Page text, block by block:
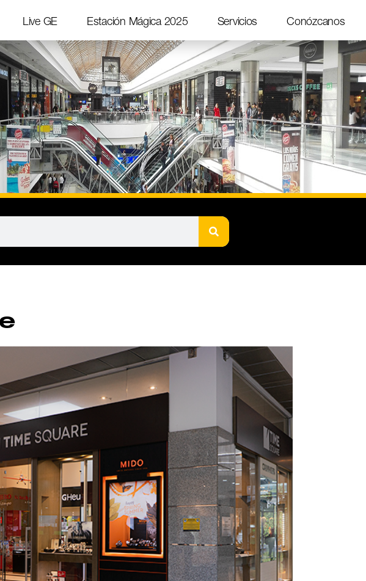
Live GE Estación Mágica 2025 Servicios Conózcanos